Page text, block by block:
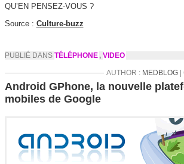
QU’EN PENSEZ-VOUS ?
Source : Culture-buzz
PUBLIÉ DANS TÉLÉPHONE , VIDEO
AUTHOR : MEDBLOG|
Android GPhone, la nouvelle
mobiles de Google